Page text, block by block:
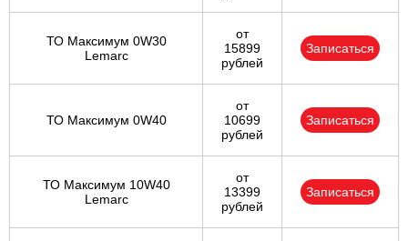
ТО Максимум 0W30
Lemarc
от
15899
рублей
Записаться
ТО Максимум 0W40
от
10699
рублей
Записаться
ТО Максимум 10W40
Lemarc
от
13399
рублей
Записаться